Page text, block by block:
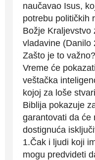
naučavao Isus,
potrebu političkih
Božje Kraljevstvo
vladavine (Danilo
Zašto je to važno?
Vreme će
veštačka
kojoj za loše
Biblija pokazuje
garantovati da će
dostignuća
1.Čak i ljudi koji
mogu predvideti